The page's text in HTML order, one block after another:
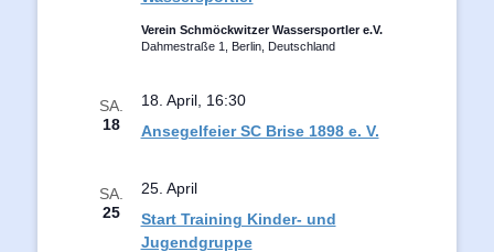
Verein Schmöckwitzer Wassersportler e.V.
Dahmestraße 1, Berlin, Deutschland
SA.
18
Ansegelfeier SC Brise 1898 e. V.
18. April, 16:30
SA.
25
Start Training Kinder- und
Jugendgruppe
25. April